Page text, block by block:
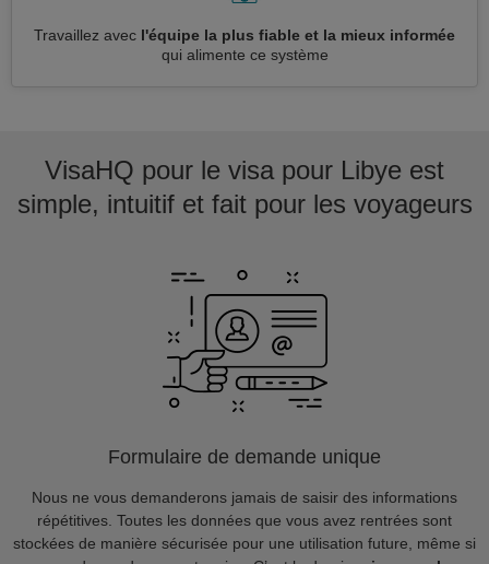
Travaillez avec l'équipe la plus fiable et la mieux informée
qui alimente ce système
VisaHQ pour le visa pour Libye est
simple, intuitif et fait pour les voyageurs
Formulaire de demande unique
Nous ne vous demanderons jamais de saisir des informations
répétitives. Toutes les données que vous avez rentrées sont
stockées de manière sécurisée pour une utilisation future, même si